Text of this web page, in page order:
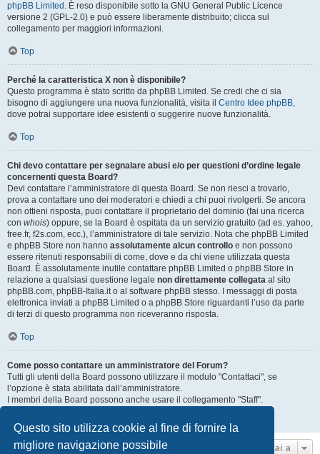
Questo sito utilizza cookie al fine di fornire la
migliore navigazione possibile
phpBB Limited . È reso disponibile sotto la GNU General Public Licence
versione 2 (GPL-2.0) e può essere liberamente distribuito; clicca sul
collegamento per maggiori informazioni.
Top
Perché la caratteristica X non è disponibile?
Questo programma è stato scritto da phpBB Limited. Se credi che ci sia
bisogno di aggiungere una nuova funzionalità, visita il Centro Idee phpBB,
dove potrai supportare idee esistenti o suggerire nuove funzionalità.
Top
Chi devo contattare per segnalare abusi e/o per questioni d’ordine legale
concernenti questa Board?
Devi contattare l’amministratore di questa Board. Se non riesci a trovarlo,
prova a contattare uno dei moderatori e chiedi a chi puoi rivolgerti. Se ancora
non ottieni risposta, puoi contattare il proprietario del dominio (fai una ricerca
con whois) oppure, se la Board è ospitata da un servizio gratuito (ad es. yahoo,
free.fr, f2s.com, ecc.), l’amministratore di tale servizio. Nota che phpBB Limited
e phpBB Store non hanno assolutamente alcun controllo e non possono
essere ritenuti responsabili di come, dove e da chi viene utilizzata questa
Board. È assolutamente inutile contattare phpBB Limited o phpBB Store in
relazione a qualsiasi questione legale non direttamente collegata al sito
phpBB.com, phpBB-Italia.it o al software phpBB stesso. I messaggi di posta
elettronica inviati a phpBB Limited o a phpBB Store riguardanti l’uso da parte
di terzi di questo programma non riceveranno risposta.
Top
Come posso contattare un amministratore del Forum?
Tutti gli utenti della Board possono utilizzare il modulo "Contattaci", se
l’opzione è stata abilitata dall’amministratore.
I membri della Board possono anche usare il collegamento "Staff".
Top
Vai a